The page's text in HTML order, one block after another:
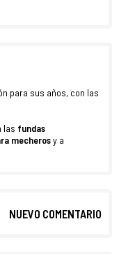
para sus años, con las
las fundas
mecherosy a
NUEVO COMENTARIO